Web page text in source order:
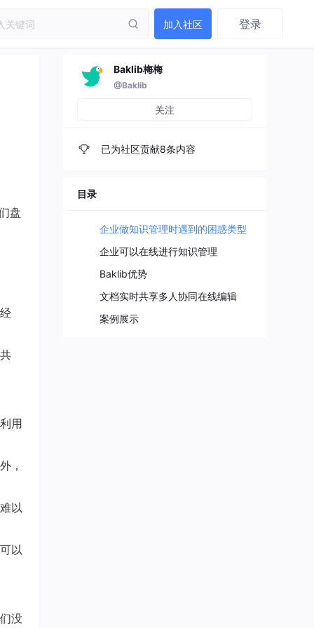
加入社区 登录
盘
用
，
以
以
没
Baklib梅梅
@Baklib
关注
已为社区贡献8条内容
目录
企业做知识管理时遇到的困惑类型
企业可以在线进行知识管理
Baklib优势
文档实时共享多人协同在线编辑
案例展示